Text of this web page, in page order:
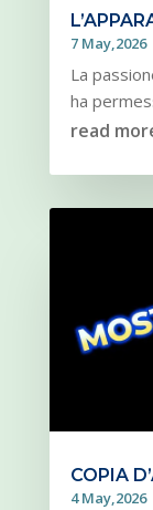
7 May,2026
La
ha
read
COPIA
4 May,2026